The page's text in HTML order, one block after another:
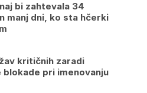
bi zahtevala 34
manj dni, ko sta hčerki
kritičnih zaradi
blokade pri imenovanju